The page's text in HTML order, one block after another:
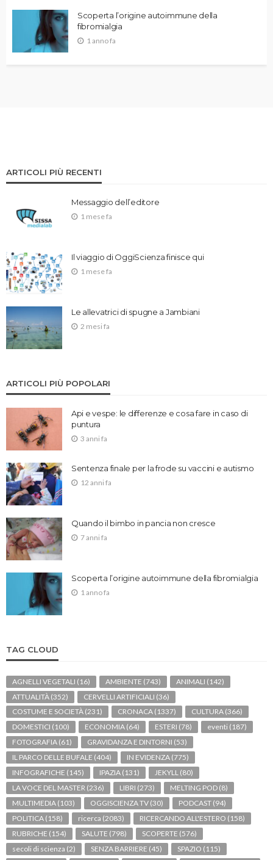
Scoperta l’origine autoimmune della
fibromialgia
1 anno fa
ARTICOLI PIÙ RECENTI
Messaggio dell’editore
1 mese fa
Il viaggio di OggiScienza finisce qui
1 mese fa
Le allevatrici di spugne a Jambiani
2 mesi fa
ARTICOLI PIÙ POPOLARI
Api e vespe: le differenze e cosa fare in caso di
puntura
3 anni fa
Sentenza finale per la frode su vaccini e autismo
12 anni fa
Quando il bimbo in pancia non cresce
7 anni fa
Scoperta l’origine autoimmune della fibromialgia
1 anno fa
TAG CLOUD
AGNELLI VEGETALI (16) AMBIENTE (743) ANIMALI (142)
ATTUALITÀ (352) CERVELLI ARTIFICIALI (36)
COSTUME E SOCIETÀ (231) CRONACA (1337) CULTURA (366)
DOMESTICI (100) ECONOMIA (64) ESTERI (78) eventi (187)
FOTOGRAFIA (61) GRAVIDANZA E DINTORNI (53)
IL PARCO DELLE BUFALE (404) IN EVIDENZA (775)
INFOGRAFICHE (145) IPAZIA (131) JEKYLL (80)
LA VOCE DEL MASTER (236) LIBRI (273) MELTING POD (8)
MULTIMEDIA (103) OGGISCIENZA TV (30) PODCAST (94)
POLITICA (158) ricerca (2083) RICERCANDO ALL'ESTERO (158)
RUBRICHE (154) SALUTE (798) SCOPERTE (576)
secoli di scienza (2) SENZA BARRIERE (45) SPAZIO (115)